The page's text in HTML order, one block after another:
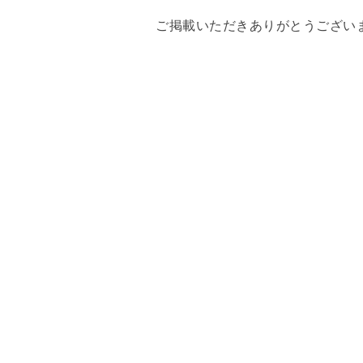
ご掲載いただきありがとうござい